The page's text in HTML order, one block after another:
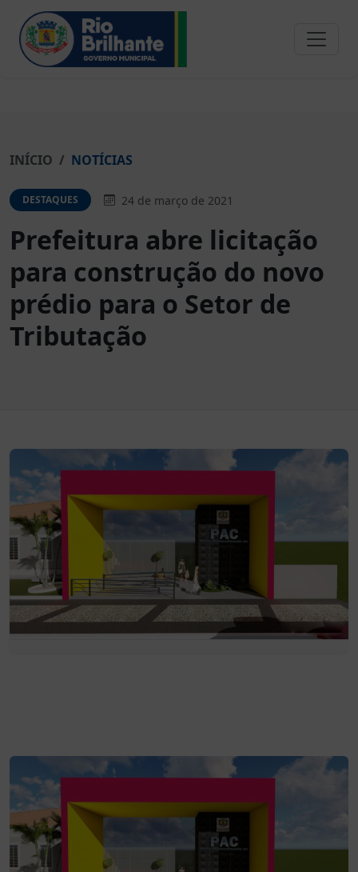
INÍCIO NOTÍCIAS
DESTAQUES 24 de março de 2021
Prefeitura abre licitação
para construção do novo
prédio para o Setor de
Tributação